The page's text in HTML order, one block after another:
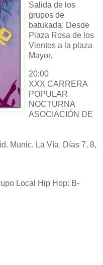
Salida de los
grupos de
batukada: Desde
Plaza Rosa de los
Vientos a la plaza
Mayor.
20:00
XXX CARRERA
POPULAR
NOCTURNA
ASOCIACIÓN DE
Munic. La Vía. Días 7, 8,
Local Hip Hop: B-